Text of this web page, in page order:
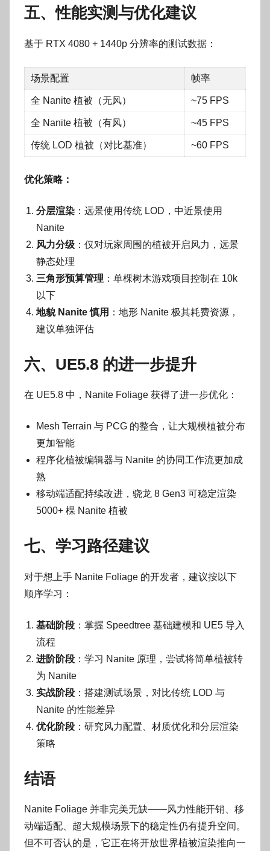
五、性能实测与优化建议
基于 RTX 4080 + 1440p 分辨率的测试数据：
场景配置 帧率
全 Nanite 植被（无风） ~75 FPS
全 Nanite 植被（有风） ~45 FPS
传统 LOD 植被（对比基准） ~60 FPS
优化策略：
分层渲染 ：远景使用传统 LOD，中近景使用
Nanite
风力分级 ：仅对玩家周围的植被开启风力，远景
静态处理
三角形预算管理 ：单棵树木游戏项目控制在 10k
以下
地貌 Nanite 慎用 ：地形 Nanite 极其耗费资源，
建议单独评估
六、UE5.8 的进一步提升
在 UE5.8 中，Nanite Foliage 获得了进一步优化：
Mesh Terrain 与 PCG 的整合，让大规模植被分布
更加智能
程序化植被编辑器与 Nanite 的协同工作流更加成
熟
移动端适配持续改进，骁龙 8 Gen3 可稳定渲染
5000+ 棵 Nanite 植被
七、学习路径建议
对于想上手 Nanite Foliage 的开发者，建议按以下
顺序学习：
基础阶段 ：掌握 Speedtree 基础建模和 UE5 导入
流程
进阶阶段 ：学习 Nanite 原理，尝试将简单植被转
为 Nanite
实战阶段 ：搭建测试场景，对比传统 LOD 与
Nanite 的性能差异
优化阶段 ：研究风力配置、材质优化和分层渲染
策略
结语
Nanite Foliage 并非完美无缺——风力性能开销、移
动端适配、超大规模场景下的稳定性仍有提升空间。
但不可否认的是，它正在将开放世界植被渲染推向一